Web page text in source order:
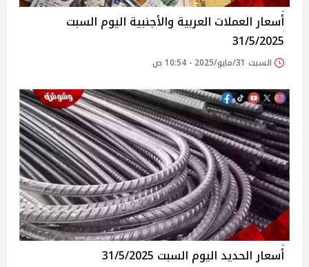
أسعار العملات العربية والأجنبية اليوم السبت
31/5/2025
السبت 31/مايو/2025 - 10:54 ص
أسعار الحديد اليوم السبت 31/5/2025